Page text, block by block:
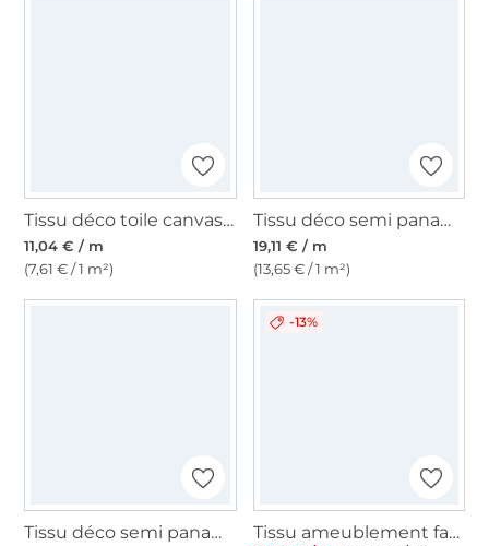
Tissu déco toile canvas uni, bleu pigeon
11,04 € / m
(7,61 € / 1 m²)
Tissu déco semi panama galaxies univers, bleu foncé
19,11 € / m
(13,65 € / 1 m²)
Tissu déco semi panama poissons, naturel
-13%
Tissu ameublement fauteuil canapé velours côtelé à grosses côtes Hyper, bleu pigeon